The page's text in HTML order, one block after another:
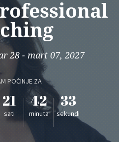
28 - mart 07, 2027
POČINJE ZA
21
sati
42
minuta
33
sekundi